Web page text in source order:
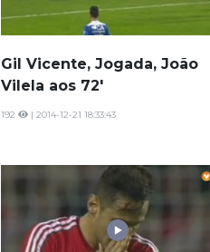
Gil Vicente, Jogada, João
Vilela aos 72'
192 | 2014-12-21 18:33:43